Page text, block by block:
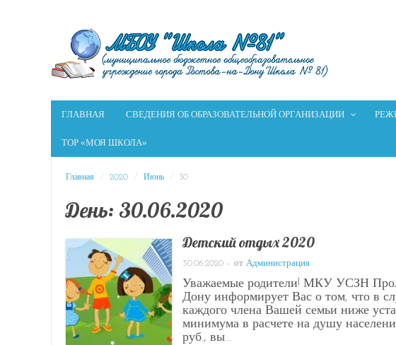
ГЛАВНАЯ СВЕДЕНИЯ ОБ ОБРАЗОВАТЕЛЬНОЙ ОРГАНИЗАЦИИ
ТОР «МОЯ ШКОЛА»
Главная / 2020 / Июнь / 30
День: 30.06.2020
Детский отдых 2020
30.06.2020– от Администрация
Уважаемые родители! МКУ УСЗН
Дону информирует Вас о том, что в
каждого члена Вашей семьи ниже
минимума в расчете на душу
руб., вы…